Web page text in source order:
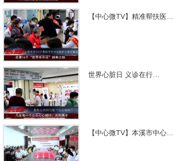
【中心微TV】精准帮扶医…
世界心脏日 义诊在行…
【中心微TV】本溪市中心…